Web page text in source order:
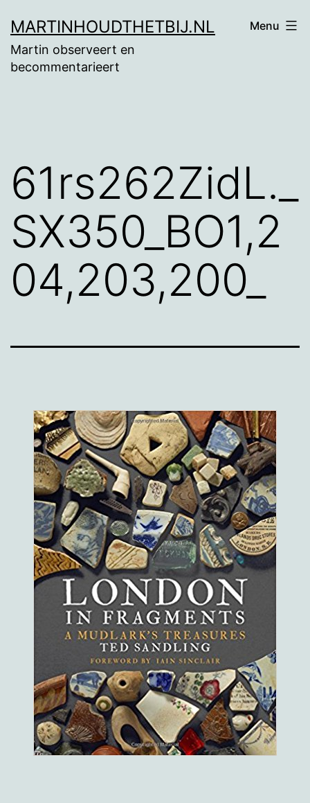
naar
de
MARTINHOUDTHETBIJ.NL
Martin observeert en
becommentarieert
Menu
61rs262ZidL._
SX350_BO1,2
04,203,200_